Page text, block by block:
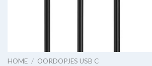
HOME / OORDOPJES USB C